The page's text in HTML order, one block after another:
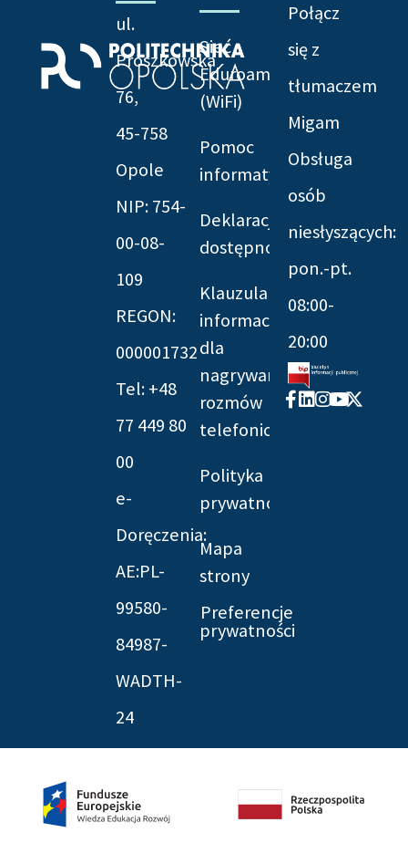
ul.
Prószkowska
76,
45-758
Opole
NIP: 754-
00-08-
109
REGON:
000001732
Tel: +48
77 449 80
00
e-
Doręczenia:
AE:PL-
99580-
84987-
WADTH-
24
Sieć
Eduroam
(WiFi)
Pomoc
informatyczna
Deklaracja
dostępności
Klauzula
informacyjna
dla
nagrywania
rozmów
telefonicznych
Polityka
prywatności
Mapa
strony
Preferencje
prywatności
Połącz
się z
tłumaczem
Migam
Obsługa
osób
niesłyszących:
pon.-pt.
08:00-
20:00
Facebook-
f
Linkedin
Instagram
Youtube
X-
twitter